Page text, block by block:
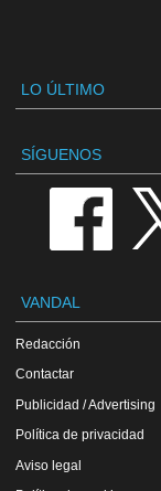
LO ÚLTIMO
SÍGUENOS
VANDAL
Redacción
Contactar
Publicidad / Advertising
Política de privacidad
Aviso legal